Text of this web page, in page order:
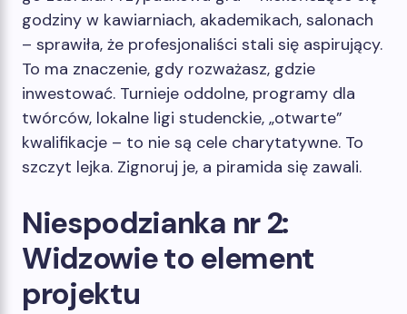
godziny w kawiarniach, akademikach, salonach
– sprawiła, że ​​profesjonaliści stali się aspirujący.
To ma znaczenie, gdy rozważasz, gdzie
inwestować. Turnieje oddolne, programy dla
twórców, lokalne ligi studenckie, „otwarte”
kwalifikacje – to nie są cele charytatywne. To
szczyt lejka. Zignoruj ​​je, a piramida się zawali.
Niespodzianka nr 2:
Widzowie to element
projektu